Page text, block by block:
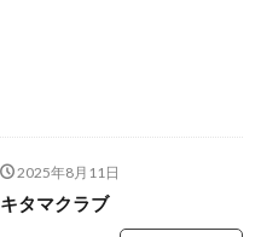
2025年8月11日
キタマクラブ